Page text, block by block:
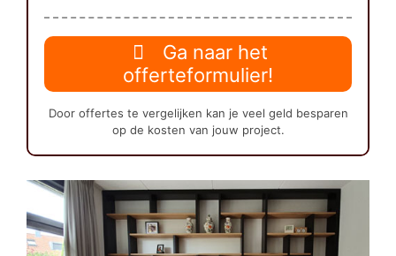
Ga naar het
offerteformulier!
Door offertes te vergelijken kan je veel geld besparen
op de kosten van jouw project.